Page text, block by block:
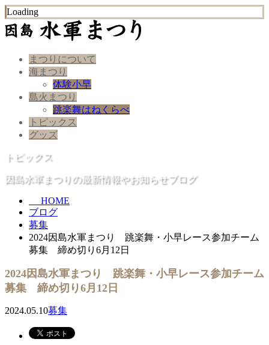
Loading
まつりについて
海まつり
体験小早
島火まつり
跳楽舞はねくらべ
トピックス
グッズ
トピックス
因島水軍まつりの最新情報やお知らせブログ
HOME
ブログ
募集
2024因島水軍まつり 跳楽舞・小早レース参加チーム
募集 締め切り6月12日
2024因島水軍まつり 跳楽舞・小早レース参加チーム
募集 締め切り6月12日
2024.05.10募集